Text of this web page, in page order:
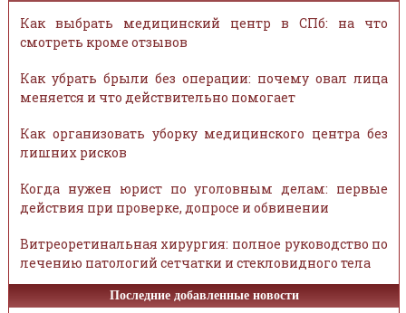
Как выбрать медицинский центр в СПб: на что
смотреть кроме отзывов
Как убрать брыли без операции: почему овал лица
меняется и что действительно помогает
Как организовать уборку медицинского центра без
лишних рисков
Когда нужен юрист по уголовным делам: первые
действия при проверке, допросе и обвинении
Витреоретинальная хирургия: полное руководство по
лечению патологий сетчатки и стекловидного тела
Последние добавленные новости